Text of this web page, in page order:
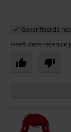
Geverifieerde
Heeft deze recensie